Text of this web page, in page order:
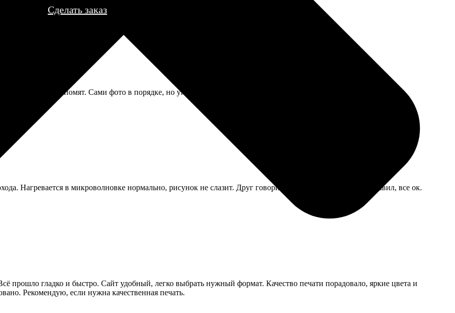
Сделать заказ
был немного помят. Сами фото в порядке, но упаковку можно бы и надежнее сделать, особенно для пересылки
Нагревается в микроволновке нормально, рисунок не слазит. Друг говорит что даже в посудомойке ставил, все ок.
прошло гладко и быстро. Сайт удобный, легко выбрать нужный формат. Качество печати порадовало, яркие цвета и
Рекомендую, если нужна качественная печать.